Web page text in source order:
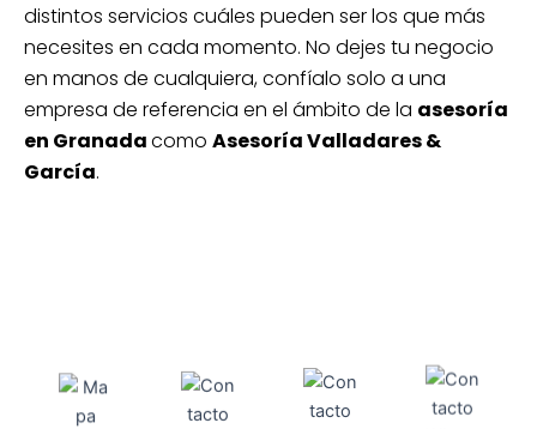
distintos servicios cuáles pueden ser los que más
necesites en cada momento. No dejes tu negocio
en manos de cualquiera, confíalo solo a una
empresa de referencia en el ámbito de la asesoría
en Granadacomo Asesoría Valladares &
García.